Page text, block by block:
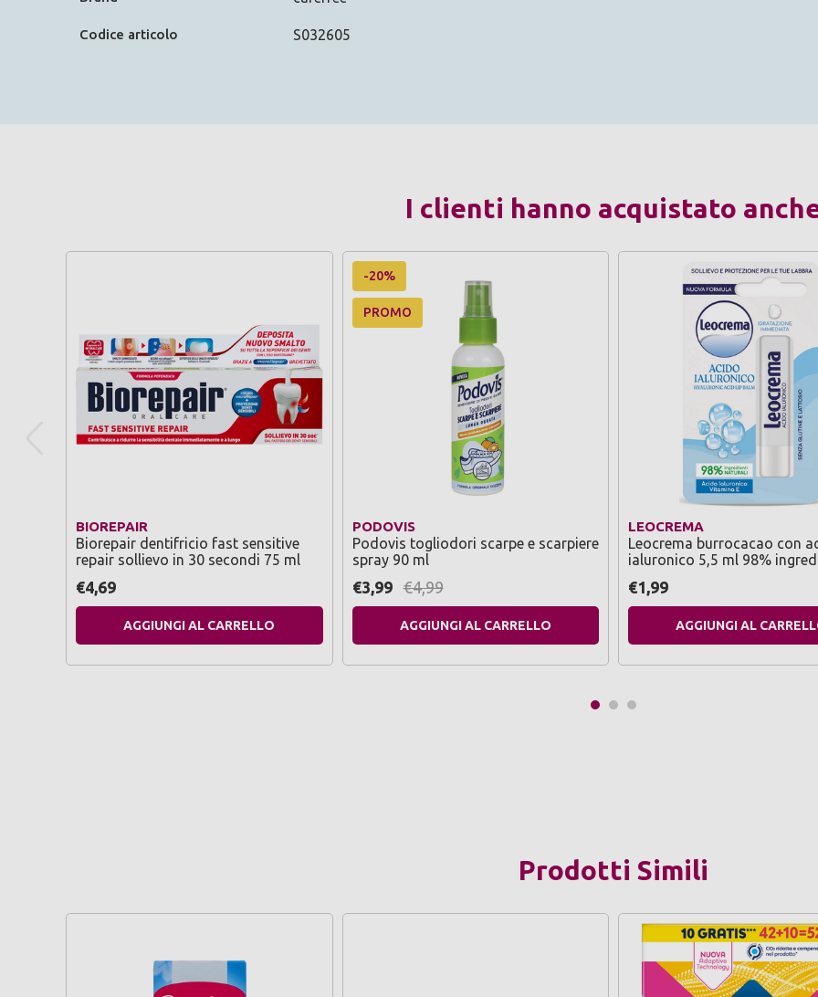
Codice articolo S032605
I clienti hanno acquistato
BIOREPAIR
Biorepair dentifricio fast sensitive
repair sollievo in 30 secondi 75 ml
€4,69
AGGIUNGI AL CARRELLO
-20%
PROMO
PODOVIS
Podovis togliodori scarpe e scarpiere
spray 90 ml
€3,99 €4,99
AGGIUNGI AL CARRELLO
LEOCREMA
Leocrema burrocacao con
ialuronico 5,5 ml 98%
€1,99
AGGIUNGI AL
Prodotti Simili